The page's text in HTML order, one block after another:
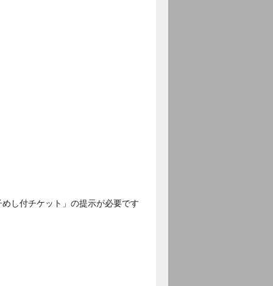
し付チケット」の提示が必要です